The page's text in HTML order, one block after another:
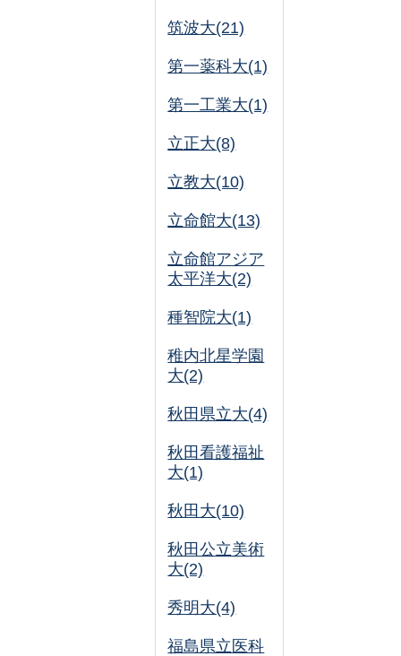
筑波大(21)
第一薬科大(1)
第一工業大(1)
立正大(8)
立教大(10)
立命館大(13)
立命館アジア
太平洋大(2)
種智院大(1)
稚内北星学園
大(2)
秋田県立大(4)
秋田看護福祉
大(1)
秋田大(10)
秋田公立美術
大(2)
秀明大(4)
福島県立医科